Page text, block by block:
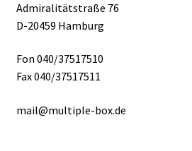
Admiralitätstraße 76
D-20459 Hamburg
Fon 040/37517510
Fax 040/37517511
mail@multiple-box.de